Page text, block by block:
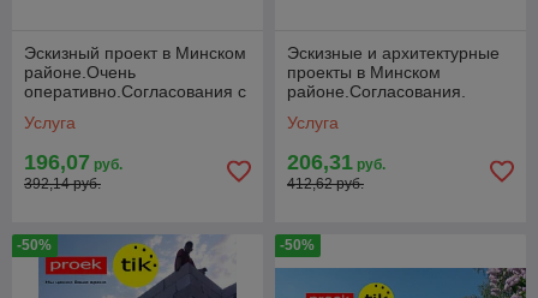
Эскизный проект в Минском
районе.Очень
оперативно.Согласования с
Услуга
196,07 руб.
392,14 руб.
Эскизные и архитектурные
проекты в Минском
районе.Согласования.
Услуга
206,31 руб.
412,62 руб.
-50% -50%